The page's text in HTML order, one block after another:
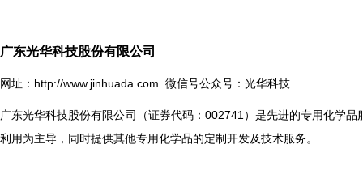
广东光华科技股份有限公司
网址： http://www.jinhuada.com 微信号公众号：光华科技
广东光华科技股份有限公司（证券代码：002741）是先进的专用化学
利用为主导，同时提供其他专用化学品的定制开发及技术服务。